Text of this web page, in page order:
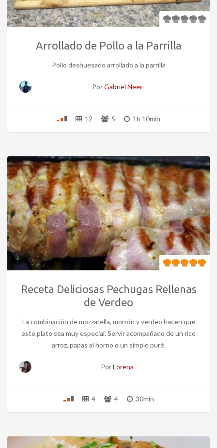
Arrollado de Pollo a la Parrilla
Pollo deshuesado arrollado a la parrilla
PorGabriel Neer
12 5 1h 10min
Receta Deliciosas Pechugas Rellenas
de Verdeo
La combinación de mozzarella, morrón y verdeo hacen que
este plato sea muy especial. Servir acompañado de un rico
arroz, papas al horno o un simple puré.
PorLorena
4 4 30min